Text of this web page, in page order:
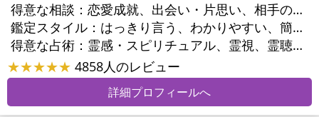
得意な相談：
恋愛成就、出会い・片思い、相手の気持ち、相性、結婚、男心・女心、二人の今後、複雑な恋愛、三角関係、不倫、復縁、離婚、同性愛・LGBT、人間関係、職場の人間関係、対人関係、仕事運、適職、転職、進路、就職、人生全般、使命、経営相談、人事、開業、夢、目標、ビジネスチャンス、パワーハラスメント、セクシャルハラスメント、家族関係、夫婦関係、家庭問題、夫婦問題、親族問題、育児・子育て、シングルマザー、ドメスティックバイオレンス、相続関係、美容、精神問題、心の問題、うつ、トラウマ、ストレス、いじめ、人生相談、霊的問題、守護霊様、前世、夢診断、ペットの気持ち、ペットへのヒーリング、パワーストーン選択、引越し・転居、方位、開運指導、健康運、金運、ご近所問題、縁切り
鑑定スタイル：
はっきり言う、わかりやすい、簡潔、的確、納得感、情報量が多い、友達のように相談できる、聞き上手、じっくり聞いてくれる、深く濃厚、実力派
得意な占術：
霊感・スピリチュアル、霊視、霊聴、透視、過去視、前世・来世、波動修正、オーラ、エネルギー調整、チャクラ、ペットの気持ち、タロット、オラクルカード、算命学、風水、姓名判断、九星気学、四柱推命、数秘術、夢診断、人相(顔相)、ダウジング、ルーン、パワーストーン、水晶、ヒーリング、レイキ、カウンセリング、オリジナル占術
★★★★★ 4858人のレビュー
詳細プロフィールへ